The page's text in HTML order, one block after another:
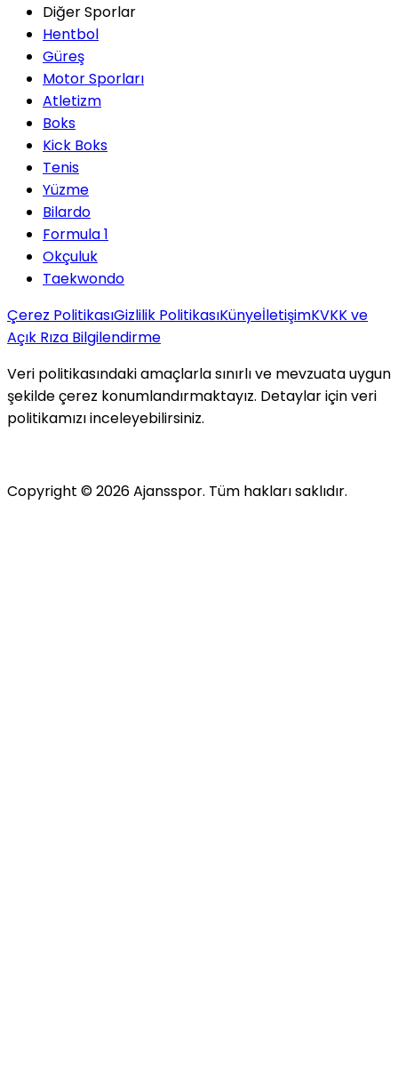
Diğer Sporlar
Hentbol
Güreş
Motor Sporları
Atletizm
Boks
Kick Boks
Tenis
Yüzme
Bilardo
Formula 1
Okçuluk
Taekwondo
Çerez PolitikasıGizlilik PolitikasıKünyeİletişimKVKK ve
Açık Rıza Bilgilendirme
Veri politikasındaki amaçlarla sınırlı ve mevzuata uygun
şekilde çerez konumlandırmaktayız. Detaylar için veri
politikamızı inceleyebilirsiniz.
Copyright ©2026Ajansspor. Tüm hakları saklıdır.